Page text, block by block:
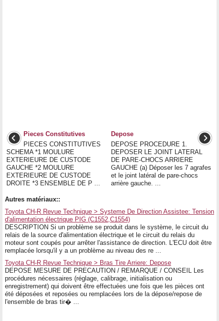
Pieces Constitutives
PIECES CONSTITUTIVES
SCHEMA *1 MOULURE
EXTERIEURE DE CUSTODE
GAUCHE *2 MOULURE
EXTERIEURE DE CUSTODE
DROITE *3 ENSEMBLE DE P ...
Depose
DEPOSE PROCEDURE 1.
DEPOSER LE JOINT LATERAL
DE PARE-CHOCS ARRIERE
GAUCHE (a) Déposer les 7 agrafes
et le joint latéral de pare-chocs
arrière gauche. ...
Autres matériaux::
Toyota CH-R Revue Technique > Systeme De Direction Assistee: Tension
d'alimentation électrique PIG (C1552,C1554)
DESCRIPTION Si un problème se produit dans le système, le circuit du
relais de la source d'alimentation électrique et le circuit du relais du
moteur sont coupés pour arrêter l'assistance de direction. L'ECU doit être
remplacée lorsqu'il y a un problème au niveau des re ...
Toyota CH-R Revue Technique > Bras Tire Arriere: Depose
DEPOSE MESURE DE PRECAUTION / REMARQUE / CONSEIL Les
procédures nécessaires (réglage, calibrage, initialisation ou
enregistrement) qui doivent être effectuées une fois que les pièces ont
été déposées et reposées ou remplacées lors de la dépose/repose de
l'ensemble de bras tir� ...